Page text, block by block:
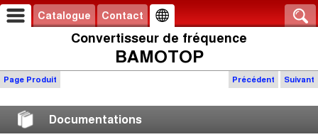
Catalogue Contact
Convertisseur de fréquence
BAMOTOP
Précédent Suivant
Page Produit
Documentations